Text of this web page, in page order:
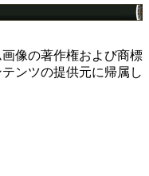
像の著作権および商標
ンツの提供元に帰属し